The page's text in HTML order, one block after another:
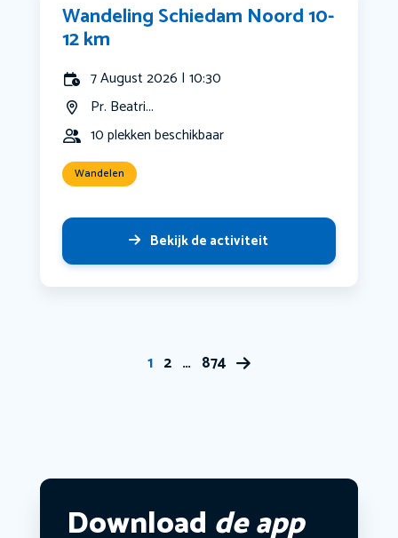
Wandeling Schiedam Noord 10-
12 km
7 August 2026 | 10:30
Pr. Beatri...
10 plekken beschikbaar
Wandelen
Bekijk de activiteit
1 2 … 874
Download de app